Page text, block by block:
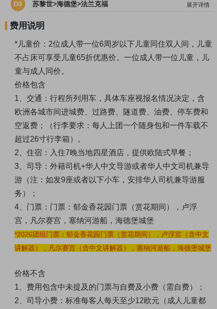
D8 苏黎世>海德堡>法兰克福 展开详情
费用说明
*儿童价： 2位成人带一位6周岁以下儿童同住双人间，儿童
不占床可享受儿童65折优惠价。一位成人带一位儿童，儿
童与成人同价。
价格包含
1、交通： 行程所列用车，具体车座视报名情况决定，含
欧洲各城市间进城费、过路费、隧道费、油费、停车费和
空返费；
（行李要求：每人上团一个随身包和一件车载不
超过26寸行李箱）。
2、住宿：入住7晚当地四星酒店，提供欧陆式早餐；
3、司导： 外籍司机+华人中文导游或者华人中文司机兼导
游（注：如发9座或者以下小车，安排华人司机兼导游服
务）；
4、门票： 门票：郁金香花园门票（赏花期间），卢浮
宫，凡尔赛宫，塞纳河游船，海德堡城堡
*2026团组门票：郁金香花园门票（赏花期间），卢浮宫（含中文
讲解器），凡尔赛宫（含中文讲解器），塞纳河游船，海德堡城堡
价格不含
1、费用包含中未提及的门票与自费及小费（需自费）；
2、司导小费：标准每客人每天至少12欧元 （成人儿童都